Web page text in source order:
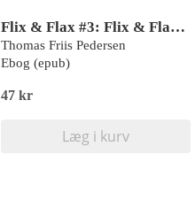
Flix & Flax #3: Flix & Flax og Mik (LYT & LÆS)
Thomas Friis Pedersen
Ebog (epub)
47 kr
Læg i kurv